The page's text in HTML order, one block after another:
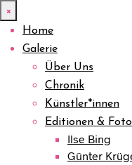
×
Home
Galerie
Über Uns
Chronik
Künstler*innen
Editionen &
Ilse Bing
Günter